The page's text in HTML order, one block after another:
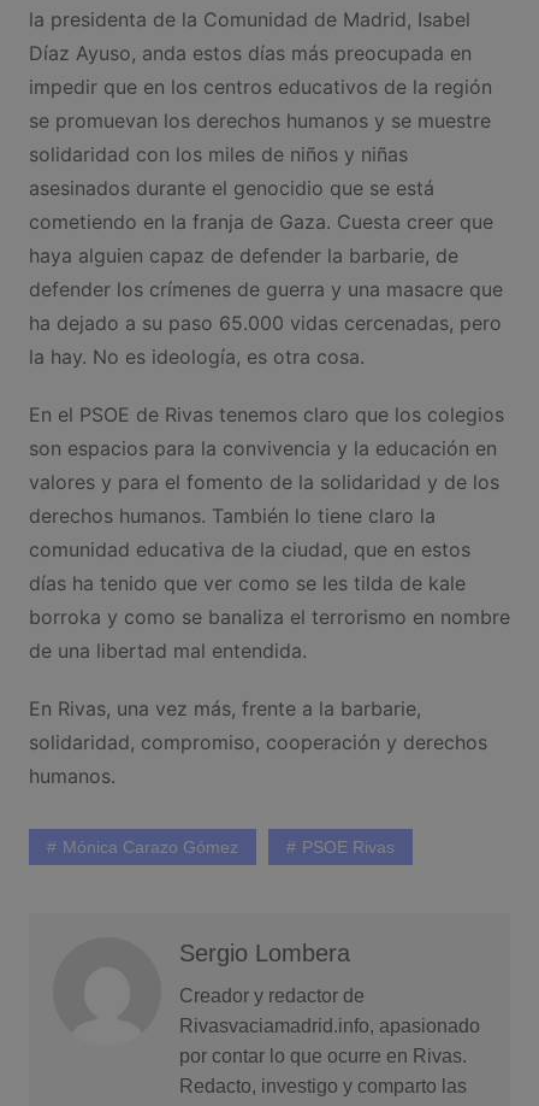
la presidenta de la Comunidad de Madrid, Isabel
Díaz Ayuso, anda estos días más preocupada en
impedir que en los centros educativos de la región
se promuevan los derechos humanos y se muestre
solidaridad con los miles de niños y niñas
asesinados durante el genocidio que se está
cometiendo en la franja de Gaza. Cuesta creer que
haya alguien capaz de defender la barbarie, de
defender los crímenes de guerra y una masacre que
ha dejado a su paso 65.000 vidas cercenadas, pero
la hay. No es ideología, es otra cosa.
En el PSOE de Rivas tenemos claro que los colegios
son espacios para la convivencia y la educación en
valores y para el fomento de la solidaridad y de los
derechos humanos. También lo tiene claro la
comunidad educativa de la ciudad, que en estos
días ha tenido que ver como se les tilda de kale
borroka y como se banaliza el terrorismo en nombre
de una libertad mal entendida.
En Rivas, una vez más, frente a la barbarie,
solidaridad, compromiso, cooperación y derechos
humanos.
Mónica Carazo Gómez PSOE Rivas
Sergio Lombera
Creador y redactor de
Rivasvaciamadrid.info, apasionado
por contar lo que ocurre en Rivas.
Redacto, investigo y comparto las